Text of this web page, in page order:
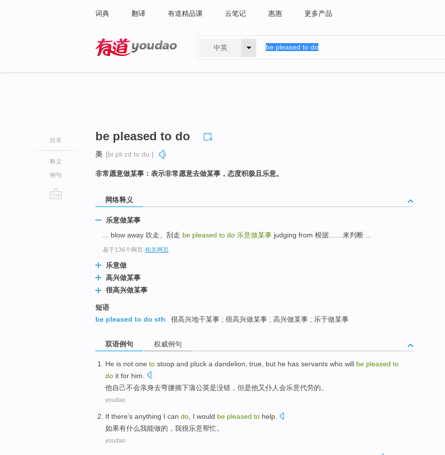
词典 翻译 有道精品课 云笔记 惠惠 更多产品
中英
目录
释义
例句
be pleased to do
美 [bi pliːzd tu duː]
非常愿意做某事：表示非常愿意去做某事，态度积极且乐意。
网络释义
乐意做某事
... blow away 吹走、刮走 be pleased to do 乐意做某事 judging from 根据……来判断 ...
基于136个网页-相关网页
乐意做
高兴做某事
很高兴做某事
短语
be pleased to do sth
很高兴地干某事 ; 很高兴做某事 ; 高兴做某事 ; 乐于做某事
双语例句 权威例句
He is not one to stoop and pluck a dandelion true but he has servants who will be pleased to
do it for him.
他自己不会亲身去弯腰摘下蒲公英是没错 ， 但是他又仆人会乐意代劳的。
youdao
If there's anything I can do, I would be pleased to help.
如果有什么我能做的，我很乐意帮忙。
youdao